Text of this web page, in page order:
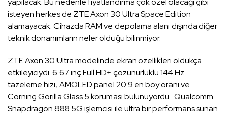
isteyen herkes de ZTE Axon 30 Ultra Space Edition
alamayacak. Cihazda RAM ve depolama alanı dışında diğer
teknik donanımların neler olduğu bilinmiyor.
ZTE Axon 30 Ultra modelinde ekran özellikleri oldukça
etkileyiciydi. 6.67 inç Full HD+ çözünürlüklü 144 Hz
tazeleme hızı, AMOLED panel 20:9 en boy oranı ve
Corning Gorilla Glass 5 koruması bulunuyordu. Qualcomm
Snapdragon 888 5G işlemcisi ile ultra bir performans sunan